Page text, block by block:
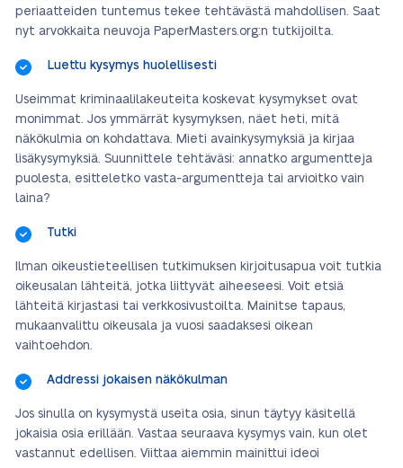
periaatteiden tuntemus tekee tehtävästä mahdollisen. Saat
nyt arvokkaita neuvoja PaperMasters.org:n tutkijoilta.
Luettu kysymys huolellisesti
Useimmat kriminaalilakeuteita koskevat kysymykset ovat
monimmat. Jos ymmärrät kysymyksen, näet heti, mitä
näkökulmia on kohdattava. Mieti avainkysymyksiä ja kirjaa
lisäkysymyksiä. Suunnittele tehtäväsi: annatko argumentteja
puolesta, esitteletko vasta-argumentteja tai arvioitko vain
laina?
Tutki
Ilman oikeustieteellisen tutkimuksen kirjoitusapua voit tutkia
oikeusalan lähteitä, jotka liittyvät aiheeseesi. Voit etsiä
lähteitä kirjastasi tai verkkosivustoilta. Mainitse tapaus,
mukaanvalittu oikeusala ja vuosi saadaksesi oikean
vaihtoehdon.
Addressi jokaisen näkökulman
Jos sinulla on kysymystä useita osia, sinun täytyy käsitellä
jokaisia osia erillään. Vastaa seuraava kysymys vain, kun olet
vastannut edellisen. Viittaa aiemmin mainittui ideoi